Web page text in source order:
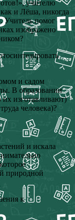
учителю
и Лёша, никогда
Учитель помог
изображено
и садом
В образовании
их изготавливают)
человека)?
и искала
природной
к